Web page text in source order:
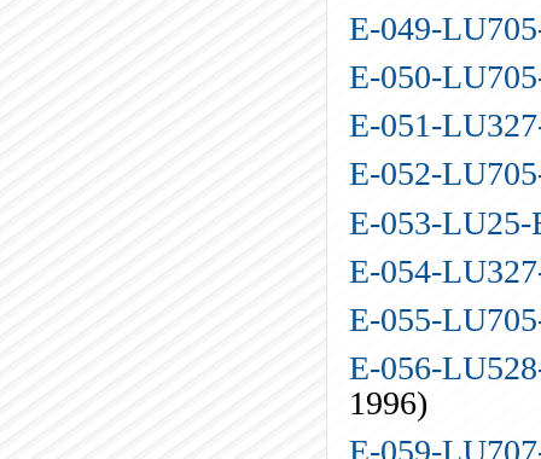
E-049-
E-050-
E-051-
E-052-
E-053-LU25-
E-054-
E-055-
E-056-
1996)
E-059-